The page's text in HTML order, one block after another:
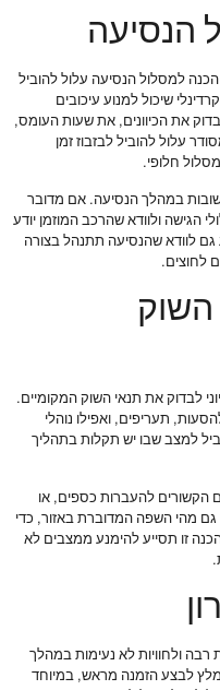
הנסיעה
למסלול הנסיעה עלול להוביל
שיכול למנוע עיכובים
את הכיוונים, את שעות העומס,
עלול להוביל לבזבוז זמן
חלופי.
במהלך הנסיעה. אם מדובר
הגישה ולוודא שהרכב המוזמן יודע
לוודא שהנסיעה תתנהל בצורה
לחוצים.
השוק
לבדוק את תנאי השוק המקומיים.
תעריפים, ואפילו נוהלי
למצב שבו יש תקלות בתהליך
הקשורים להעברות כספים, או
גם מהי השפה המדוברת באזור, כדי
זו תסייע להימנע ממצבים לא
רבה ולחוויות לא נעימות במהלך
לבצע הזמנה מראש, במיוחד